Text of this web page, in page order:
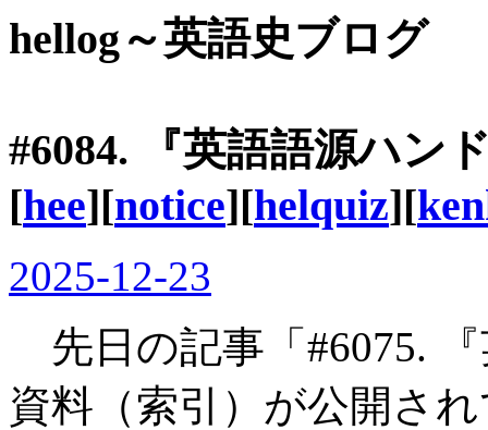
hellog～英語史ブログ
#6084. 『英語語源ハン
[hee][notice][helquiz][
2025-12-23
先日の記事「#6075.
資料（索引）が公開さ